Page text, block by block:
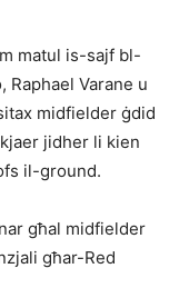
matul is-sajf bl-
Raphael Varane u
midfielder ġdid
jidher li kien
il-ground.
għal midfielder
għar-Red